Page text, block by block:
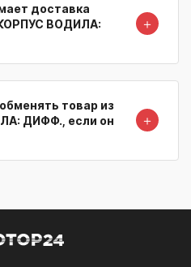
доставка
КОРПУС ВОДИЛА:
＋
товар из
ДИФФ., если он
＋